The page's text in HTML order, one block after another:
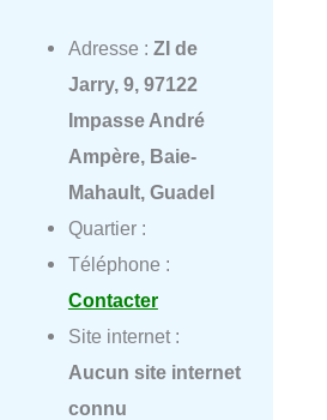
Adresse : ZI de
Jarry, 9, 97122
Impasse André
Ampère, Baie-
Mahault, Guadel
Quartier :
Téléphone :
Contacter
Site internet :
Aucun site internet
connu